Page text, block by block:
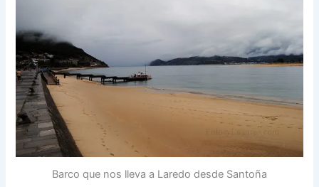
Barco que nos lleva a Laredo desde Santoña